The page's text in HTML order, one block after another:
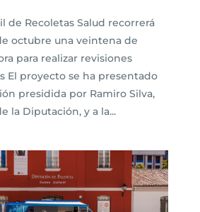
de Recoletas Salud recorrerá
octubre una veintena de
para realizar revisiones
El proyecto se ha presentado
presidida por Ramiro Silva,
la Diputación, y a la...